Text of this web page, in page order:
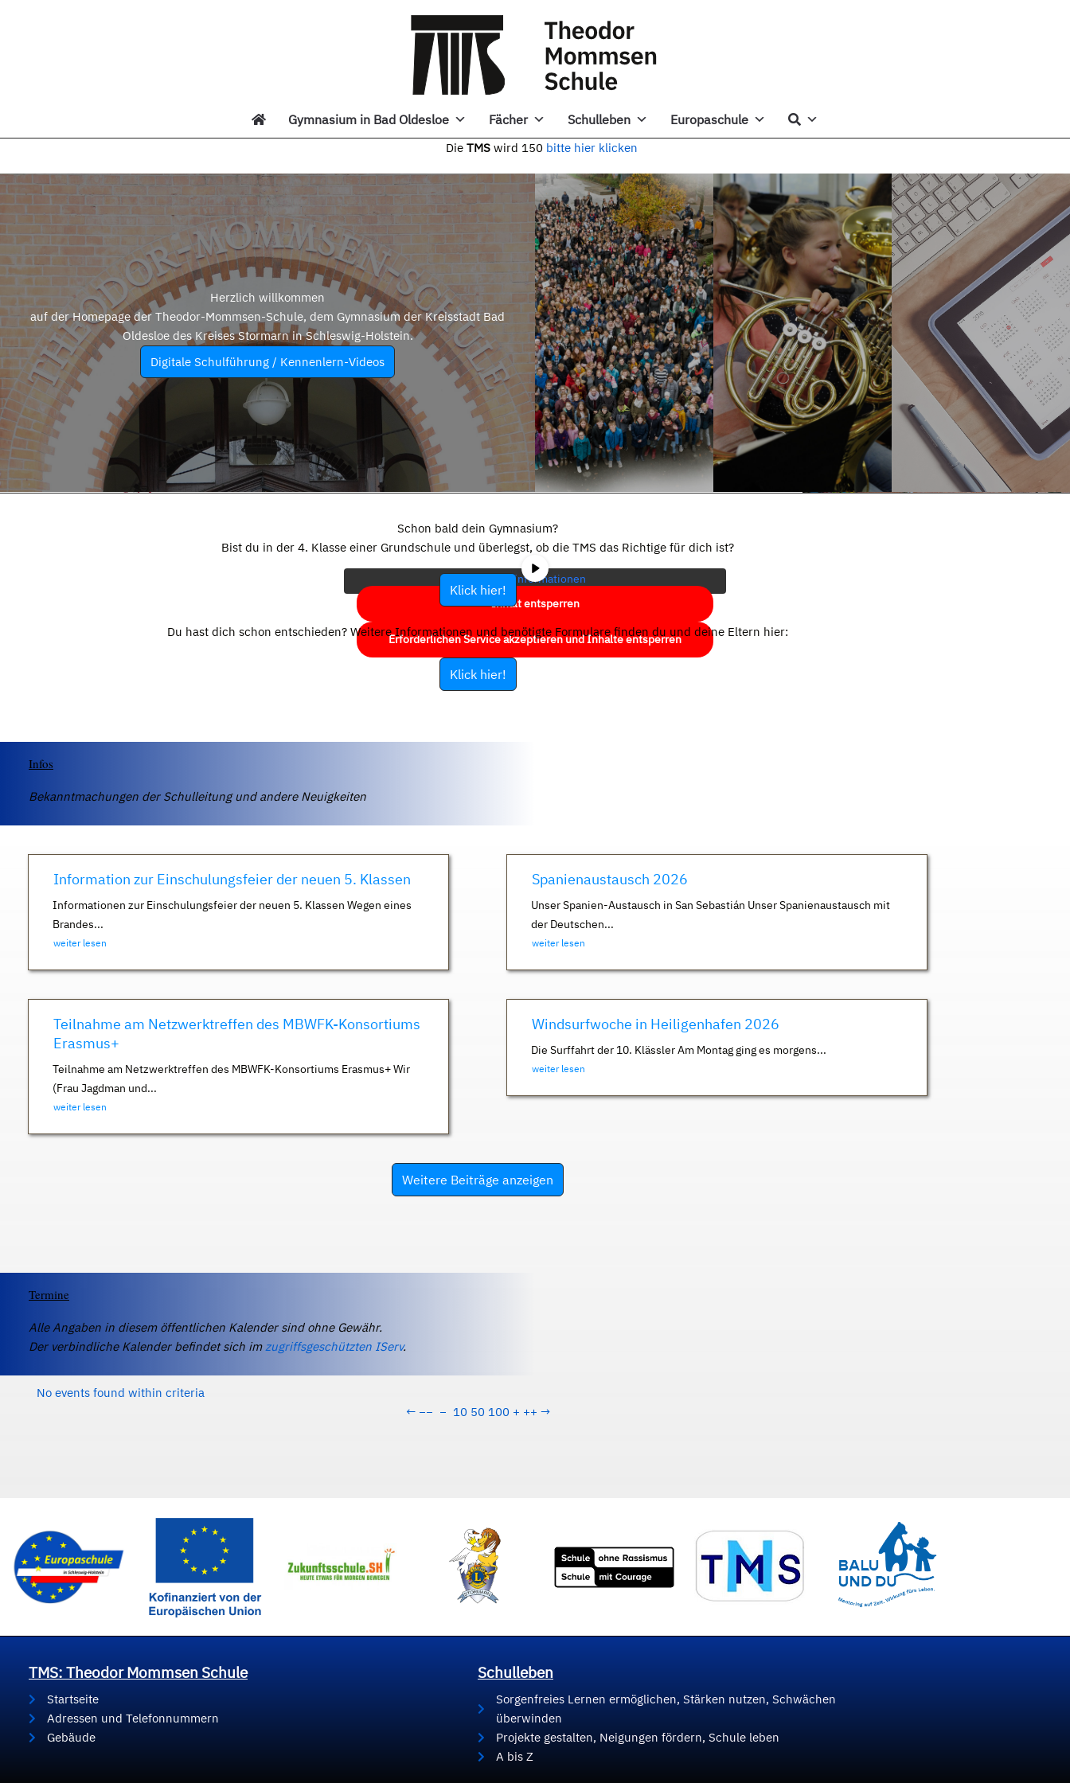
Gymnasium in Bad Oldesloe Fächer Schulleben Europaschule
Die TMS wird 150 bitte hier klicken
Herzlich willkommen
auf der Homepage der Theodor-Mommsen-Schule, dem Gymnasium der Kreisstadt Bad
Oldesloe des Kreises Stormarn in Schleswig-Holstein.
Digitale Schulführung / Kennenlern-Videos
eigentlichen Inhalt zuzugreifen, klicken Sie auf die Schaltfläche unten.
Bitte beachten Sie, dass dabei Daten an Drittanbieter weitergegeben
werden.
Mehr Informationen
Inhalt entsperren
Erforderlichen Service akzeptieren und Inhalte entsperren
Schon bald dein Gymnasium?
Bist du in der 4. Klasse einer Grundschule und überlegst, ob die TMS das Richtige für dich ist?
Klick hier!
Du hast dich schon entschieden? Weitere Informationen und benötigte Formulare finden du und deine Eltern hier:
Klick hier!
Infos
Bekanntmachungen der Schulleitung und andere Neuigkeiten
Information zur Einschulungsfeier der neuen 5. Klassen
Informationen zur Einschulungsfeier der neuen 5. Klassen Wegen eines
Brandes...
weiter lesen
Spanienaustausch 2026
Unser Spanien-Austausch in San Sebastián Unser Spanienaustausch mit
der Deutschen...
weiter lesen
Teilnahme am Netzwerktreffen des MBWFK-Konsortiums
Erasmus+
Teilnahme am Netzwerktreffen des MBWFK-Konsortiums Erasmus+ Wir
(Frau Jagdman und...
weiter lesen
Windsurfwoche in Heiligenhafen 2026
Die Surffahrt der 10. Klässler Am Montag ging es morgens...
weiter lesen
Weitere Beiträge anzeigen
Termine
Alle Angaben in diesem öffentlichen Kalender sind ohne Gewähr.
Der verbindliche Kalender befindet sich imzugriffsgeschützten IServ.
No events found within criteria
← −− − 10 50 100 + ++ →
TMS: Theodor Mommsen Schule
Startseite
Adressen und Telefonnummern
Gebäude
Schulleben
Sorgenfreies Lernen ermöglichen, Stärken nutzen, Schwächen
überwinden
Projekte gestalten, Neigungen fördern, Schule leben
A bis Z